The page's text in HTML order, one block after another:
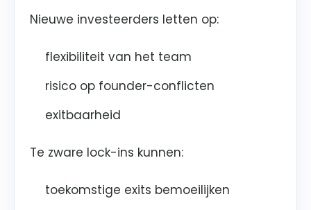
Nieuwe investeerders letten op:
flexibiliteit van het team
risico op founder-conflicten
exitbaarheid
Te zware lock-ins kunnen:
toekomstige exits bemoeilijken